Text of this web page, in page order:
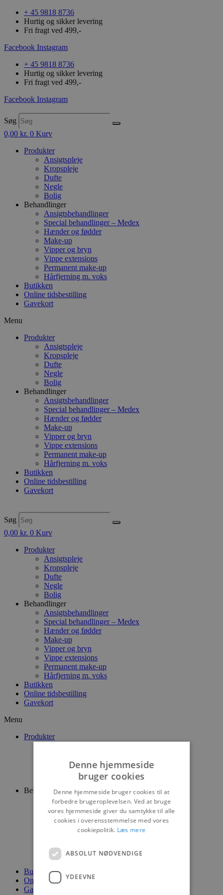
+ 45 9818 8736
Hurtig og sikker levering
Fri fragt ved 499,-
Facebook Instagram
+ 45 9818 8736
Hurtig og sikker levering
Fri fragt ved 499,-
Facebook Instagram
Søg
0,00 kr. 0 Kurv
Produkter
Ansigtspleje
Kropspleje
Dufte
Negle
Bolig
Behandlinger
Ansigtsbehandlinger
Special behandlinger – Medex
Hænder og fødder
Make-up
Vipper og bryn
Vippe extensions
Permanent make-up
Hårfjerning m. voks
Butikken
Online tidsbestilling
Gavekort
Menu
Produkter
Ansigtspleje
Kropspleje
Dufte
Negle
Bolig
Behandlinger
Ansigtsbehandlinger
Special behandlinger – Medex
Hænder og fødder
Make-up
Vipper og bryn
Vippe extensions
Permanent make-up
Hårfjerning m. voks
Butikken
Online tidsbestilling
Gavekort
Søg
0,00 kr. 0 Kurv
Produkter
Ansigtspleje
Kropspleje
Dufte
Negle
Bolig
Behandlinger
Ansigtsbehandlinger
Special behandlinger – Medex
Hænder og fødder
Make-up
Vipper og bryn
Vippe extensions
Permanent make-up
Hårfjerning m. voks
Butikken
Online tidsbestilling
Gavekort
Menu
Produkter
Behandlinger
Ansigtsbehandlinger
Special behandlinger – Medex
Hænder og fødder
Permanent make-up
Hårfjerning m. voks
Butikken
Online tidsbestilling
Gavekort
Denne hjemmeside
bruger cookies
Denne hjemmeside bruger cookies til at
forbedre brugeroplevelsen. Ved at bruge
vores hjemmeside giver du samtykke til alle
cookies i overensstemmelse med vores
cookiepolitik. Læs mere
ABSOLUT NØDVENDIGE
YDEEVNE